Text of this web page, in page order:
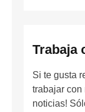
Trabaja
Si te gusta
trabajar con
noticias!